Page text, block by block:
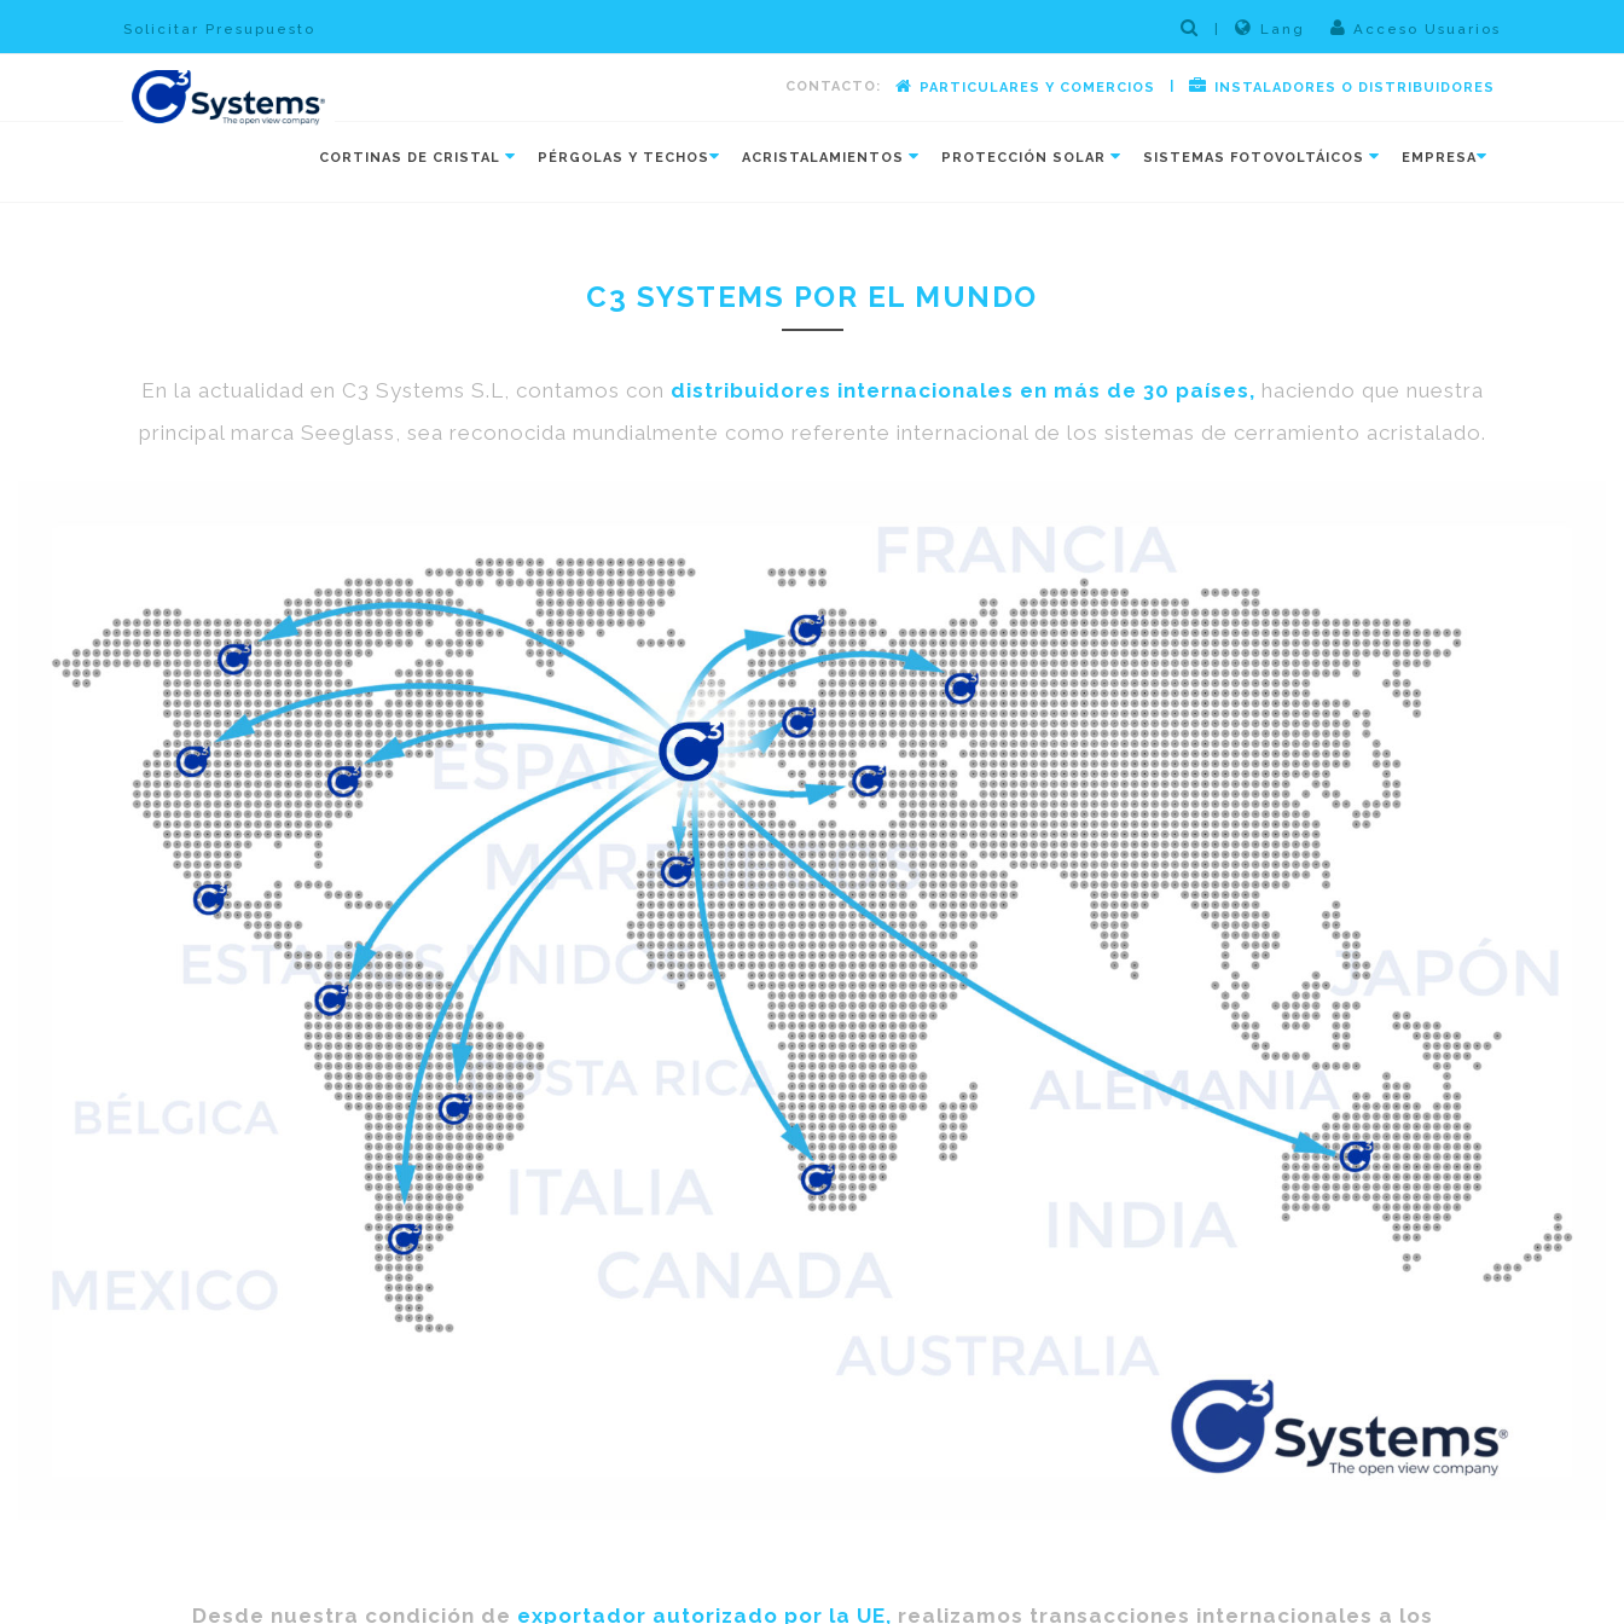
Solicitar Presupuesto Acceso Usuarios
Lang
CONTACTO: PARTICULARES Y COMERCIOS INSTALADORES O DISTRIBUIDORES
CORTINAS DE CRISTAL PÉRGOLAS Y TECHOS ACRISTALAMIENTOS PROTECCIÓN SOLAR SISTEMAS FOTOVOLTÁICOS EMPRESA
C3 SYSTEMS POR EL MUNDO
En la actualidad en C3 Systems S.L, contamos con distribuidores internacionales en más de 30 países, haciendo que nuestra
principal marca Seeglass, sea reconocida mundialmente como referente internacional de los sistemas de cerramiento acristalado.
Desde nuestra condición de exportador autorizado por la UE, realizamos transacciones internacionales a los